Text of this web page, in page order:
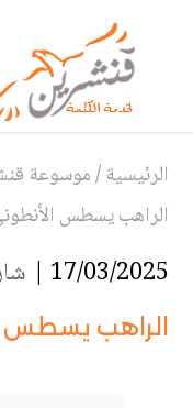
الرئيسية/موسوعة
الراهب يسطس
17/03/2025 |
الراهب يسطس